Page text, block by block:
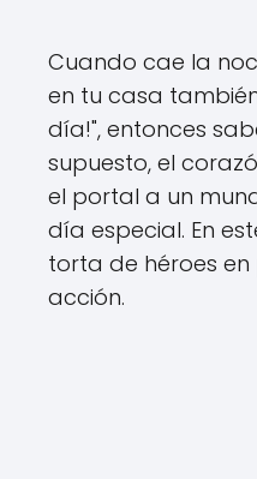
Cuando cae la
en tu casa
día!", entonces
supuesto, el
el portal a un
día especial. En
torta de héroes
acción.